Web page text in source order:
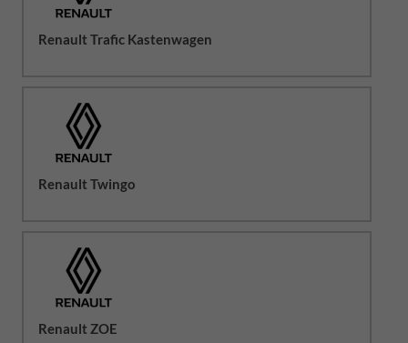
Renault Trafic Kastenwagen
Renault Twingo
Renault ZOE